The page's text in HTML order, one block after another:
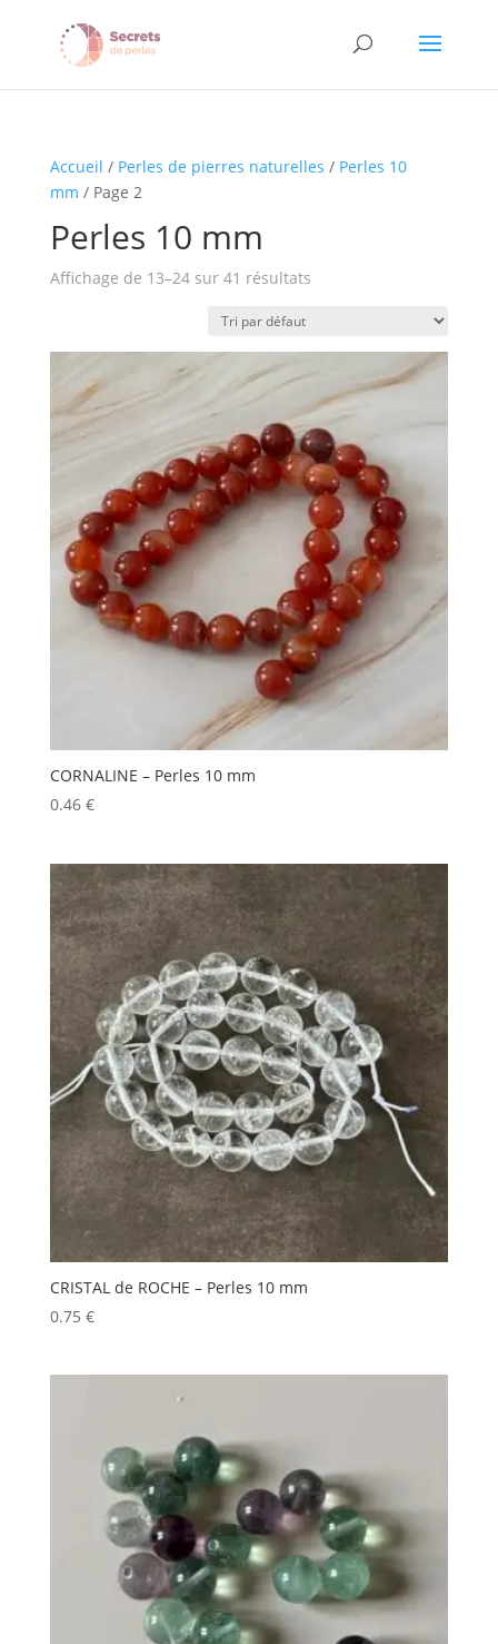
Accueil / Perles de pierres naturelles / Perles 10
mm / Page 2
Perles 10 mm
Affichage de 13–24 sur 41 résultats
CORNALINE – Perles 10 mm
0.46 €
CRISTAL de ROCHE – Perles 10 mm
0.75 €